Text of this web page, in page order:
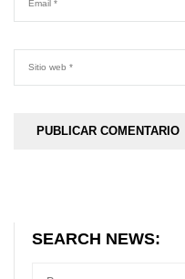
SEARCH NEWS: